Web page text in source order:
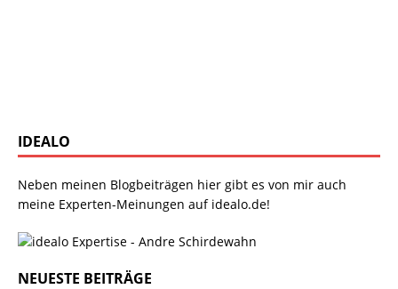
IDEALO
Neben meinen Blogbeiträgen hier gibt es von mir auch
meine Experten-Meinungen auf idealo.de!
NEUESTE BEITRÄGE